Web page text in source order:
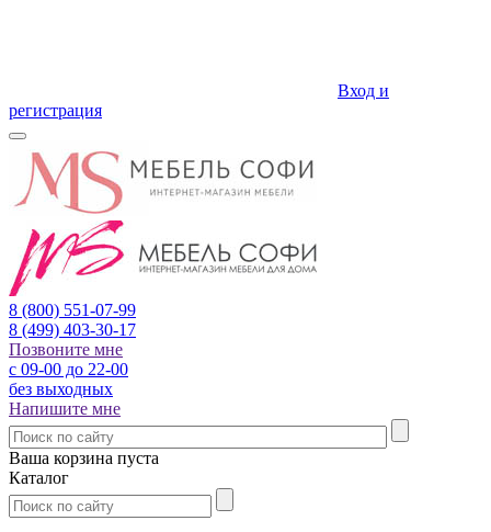
Вход и
регистрация
8 (800) 551-07-99
8 (499) 403-30-17
Позвоните мне
с 09-00 до 22-00
без выходных
Напишите мне
Ваша корзина пуста
Каталог